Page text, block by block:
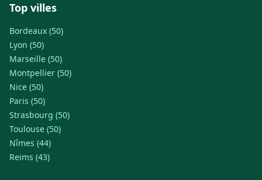
Top villes
Bordeaux (50)
Lyon (50)
Marseille (50)
Montpellier (50)
Nice (50)
Paris (50)
Strasbourg (50)
Toulouse (50)
Nîmes (44)
Reims (43)